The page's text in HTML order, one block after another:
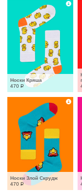
Носки Кряша
470 Р
Носки Злой Скрудж
470 Р